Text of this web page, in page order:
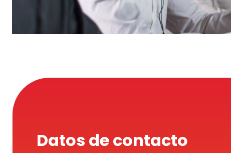
Datos de contacto